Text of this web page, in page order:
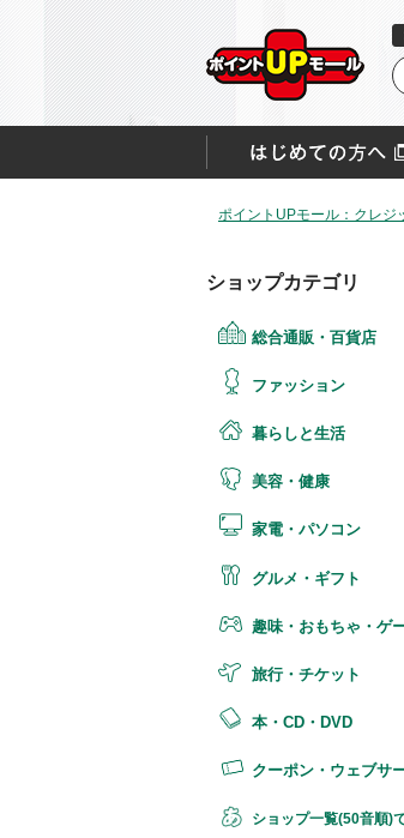
ポイントUPモール：クレジ
ショップカテゴリ
総合通販・百貨店
ファッション
暮らしと生活
美容・健康
家電・パソコン
グルメ・ギフト
趣味・おもちゃ・ゲ
旅行・チケット
本・CD・DVD
クーポン・ウェブサ
ショップ一覧(50音順)